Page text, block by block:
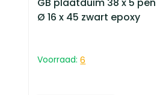
GB plaatduim 38 x 5 pen
Ø 16 x 45 zwart epoxy
Voorraad: 6